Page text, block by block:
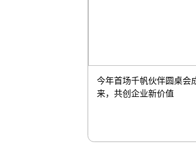
“联盟技术交流会”成功举
新